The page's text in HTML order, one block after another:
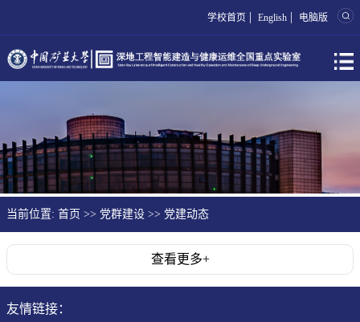
学校首页 | English | 电脑版
当前位置: 首页 >> 党群建设 >> 党建动态
查看更多+
友情链接：